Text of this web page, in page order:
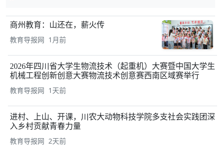
商州教育：山还在，薪火传
教育导报网 1月前
2026年四川省大学生物流技术（起重机）大赛暨中国大学生
机械工程创新创意大赛物流技术创意赛西南区域赛举行
教育导报网 1天前
进村、上山、开课，川农大动物科技学院多支社会实践团深
入乡村贡献青春力量
教育导报网 2天前